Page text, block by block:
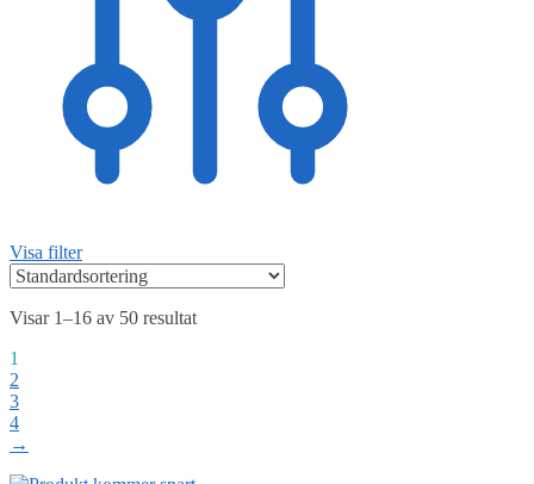
Visa filter
Visar 1–16 av 50 resultat
1
2
3
4
→